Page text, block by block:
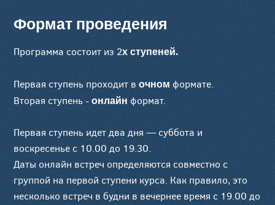
Формат проведения
Программа состоит из 2х ступеней.
Первая ступень проходит вочном формате.
Вторая ступень -онлайн формат.
Первая ступень идет два дня — суббота и
воскресенье с 10.00 до 19.30.
Даты онлайн встреч определяются совместно с
группой на первой ступени курса. Как правило, это
несколько встреч в будни в вечернее время с 19.00 до